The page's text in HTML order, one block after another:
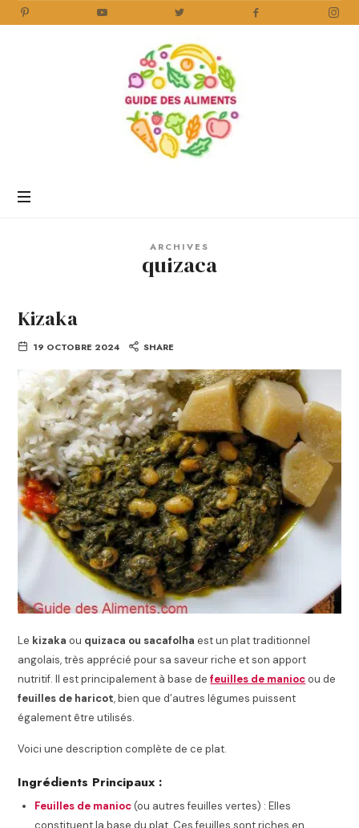
Aliments
ARCHIVES
quizaca
Kizaka
19 OCTOBRE 2024 SHARE
Le kizaka ou quizaca ou sacafolhaest un plat traditionnel
angolais, très apprécié pour sa saveur riche et son apport
nutritif. Il est principalement à base defeuilles de maniocou de
feuilles de haricot, bien que d’autres légumes puissent
également être utilisés.
Voici une description complète de ce plat.
Ingrédients Principaux :
Feuilles de manioc(ou autres feuilles vertes) : Elles
constituent la base du plat. Ces feuilles sont riches en